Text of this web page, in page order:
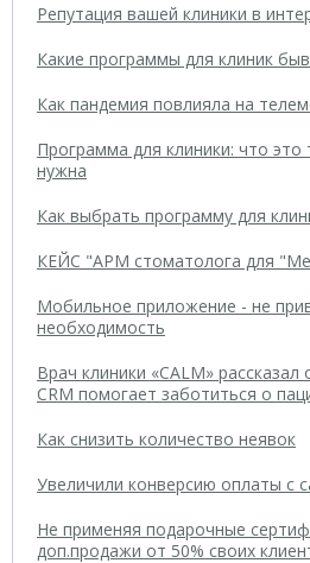
Репутация вашей клиники в
Какие программы для клиник
Как пандемия повлияла на
Программа для клиники: что это
нужна
Как выбрать программу для
КЕЙС "АРМ стоматолога для
Мобильное приложение - не
необходимость
Врач клиники «CALM»
CRM помогает заботиться о
Как снизить количество неявок
Увеличили конверсию оплаты с
Не применяя подарочные
доп.продажи от 50% своих